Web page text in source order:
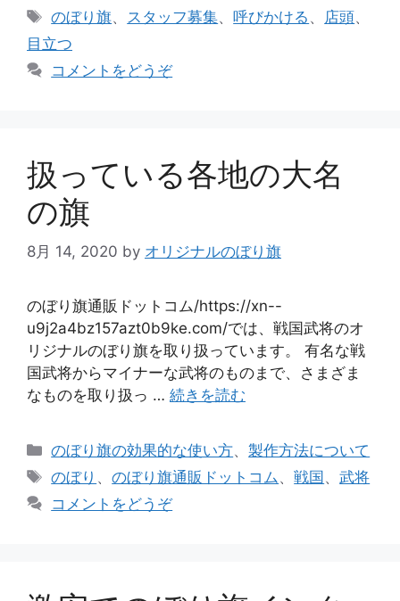
リ
ー
タ
グ
のぼり旗、 スタッフ募集、呼びかける 、 店頭、
目立つ
コメントをどうぞ
扱っている各地の大名
の旗
8月 14, 2020 by オリジナルのぼり旗
のぼり旗通販ドットコム/https://xn--
u9j2a4bz157azt0b9ke.com/では、戦国武将のオ
リジナルのぼり旗を取り扱っています。 有名な戦
国武将からマイナーな武将のものまで、さまざま
なものを取り扱っ … 続きを読む
カ
テ
リ
のぼり旗の効果的な使い方、製作方法について
タ
のぼり 、のぼり旗通販ドットコム 、戦国、武将
コメントをどうぞ